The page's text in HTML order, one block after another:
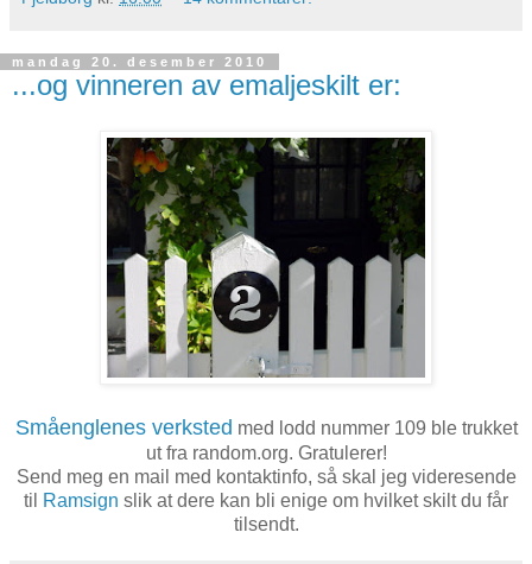
mandag 20. desember 2010
...og vinneren av emaljeskilt er:
Småenglenes verksted med lodd nummer 109 ble trukket
ut fra random.org. Gratulerer!
Send meg en mail med kontaktinfo, så skal jeg videresende
til
Ramsign slik at dere kan bli enige om hvilket skilt du får
tilsendt.